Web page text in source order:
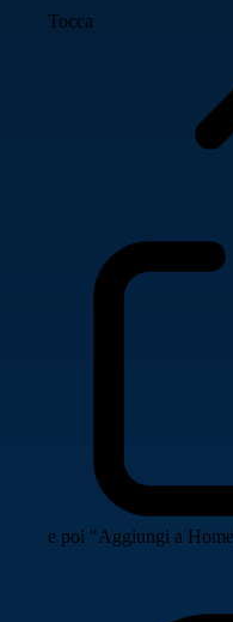
Tocca
e poi "Aggiungi a